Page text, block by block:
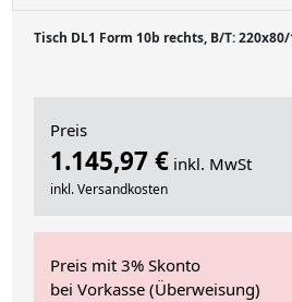
Tisch DL1 Form 10b rechts, B/T:
Preis
1.145,97 € inkl. MwSt
inkl. Versandkosten
Preis mit 3% Skonto
bei Vorkasse (Überweisung)